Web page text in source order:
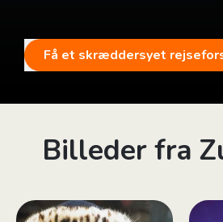
Få et skræddersyet
Billeder fra